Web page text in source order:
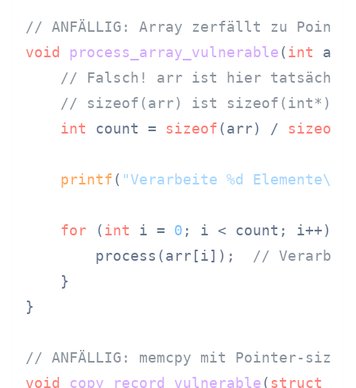
// ANFÄLLIG: Array zerfällt zu
void
process_array_vulnerable(int
// Falsch! arr ist hier
// sizeof(arr) ist sizeof(int*),
int count = sizeof(arr) / sizeof
printf( "Verarbeite %d Elemente\n"
for (int i = 0 ; i < count; i++) {
        process(arr[i]);
//
    }
}
// ANFÄLLIG: memcpy mit Pointer-
void
copy_record_vulnerable( struct